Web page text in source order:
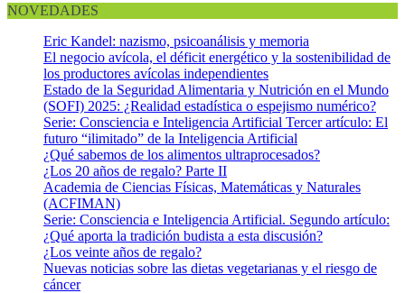
NOVEDADES
Eric Kandel: nazismo, psicoanálisis y memoria
El negocio avícola, el déficit energético y la sostenibilidad de
los productores avícolas independientes
Estado de la Seguridad Alimentaria y Nutrición en el Mundo
(SOFI) 2025: ¿Realidad estadística o espejismo numérico?
Serie: Consciencia e Inteligencia Artificial Tercer artículo: El
futuro “ilimitado” de la Inteligencia Artificial
¿Qué sabemos de los alimentos ultraprocesados?
¿Los 20 años de regalo? Parte II
Academia de Ciencias Físicas, Matemáticas y Naturales
(ACFIMAN)
Serie: Consciencia e Inteligencia Artificial. Segundo artículo:
¿Qué aporta la tradición budista a esta discusión?
¿Los veinte años de regalo?
Nuevas noticias sobre las dietas vegetarianas y el riesgo de
cáncer